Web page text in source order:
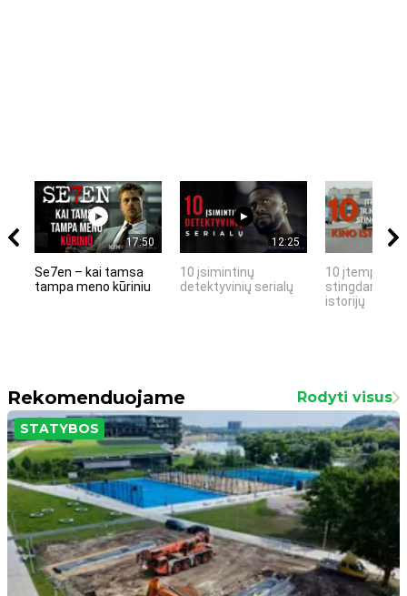
17:50
Se7en – kai tamsa
tampa meno kūriniu
12:25
10 įsimintinų
detektyvinių serialų
10 įtemptų,
stingdančių
istorijų
Rekomenduojame Rodyti visus
STATYBOS